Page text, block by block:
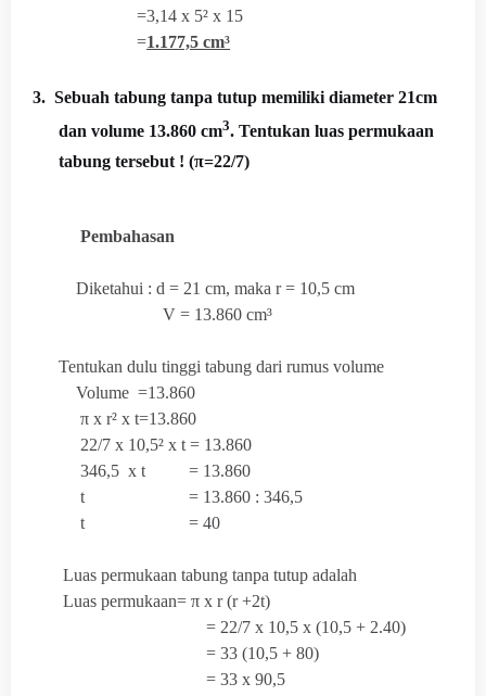
=3,14 x 5² x 15
=1.177,5 cm³
3. Sebuah tabung tanpa tutup memiliki diameter 21cm
dan volume 13.860 cm3. Tentukan luas permukaan
tabung tersebut ! (π=22/7)
Pembahasan
Diketahui : d = 21 cm, maka r = 10,5 cm
V = 13.860 cm³
Tentukan dulu tinggi tabung dari rumus volume
Volume =13.860
π x r² x t=13.860
22/7 x 10,5² x t = 13.860
346,5 x t = 13.860
t = 13.860 : 346,5
t = 40
Luas permukaan tabung tanpa tutup adalah
Luas permukaan= π x r (r +2t)
= 22/7 x 10,5 x (10,5 + 2.40)
= 33 (10,5 + 80)
= 33 x 90,5